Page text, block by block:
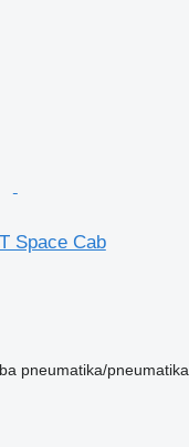
Space Cab
pneumatika/pneumatika